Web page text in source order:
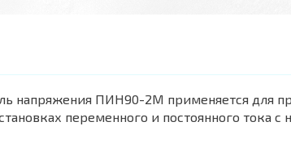
напряжения ПИН90-2М применяется для
переменного и постоянного тока